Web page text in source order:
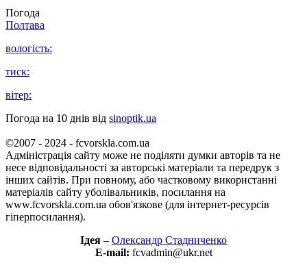
Погода
Полтава
вологість:
тиск:
вітер:
Погода на 10 днів від sinoptik.ua
©2007 - 2024 - fcvorskla.com.ua
Адміністрація сайту може не поділяти думки авторів та не
несе відповідальності за авторські матеріали та передрук з
інших сайтів. При повному, або частковому використанні
матеріалів сайту уболівальників, посилання на
www.fcvorskla.com.ua обов'язкове (для інтернет-ресурсів
гіперпосилання).
Ідея – Олександр Стадниченко
E-mail: fcvadmin@ukr.net